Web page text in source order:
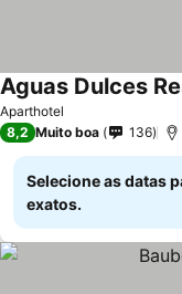
Aparthotel
Aguas Dulces
8,2 Muito boa 136
Selecione as datas
exatos.